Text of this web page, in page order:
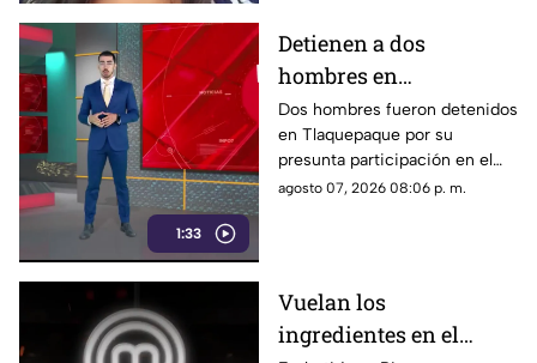
1:33
Detienen a dos
hombres en
Tlaquepaque por
presunto abuso y
maltrato animal contra
una perrita
Dos hombres fueron detenidos
en Tlaquepaque por su
presunta participación en el
abuso y maltrato de una
agosto 07, 2026 08:06 p. m.
Vuelan los
ingredientes en el